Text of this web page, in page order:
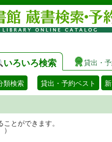
いろいろ検索 貸出・
類検索 貸出・予約ベスト
を検索することがで